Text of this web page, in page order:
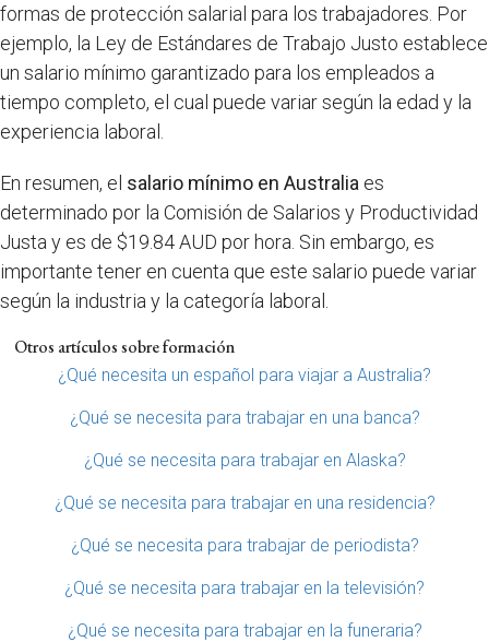
formas de protección salarial para los trabajadores. Por
ejemplo, la Ley de Estándares de Trabajo Justo establece
un salario mínimo garantizado para los empleados a
tiempo completo, el cual puede variar según la edad y la
experiencia laboral.
En resumen, el salario mínimo en Australia es
determinado por la Comisión de Salarios y Productividad
Justa y es de $19.84 AUD por hora. Sin embargo, es
importante tener en cuenta que este salario puede variar
según la industria y la categoría laboral.
Otros artículos sobre formación
¿Qué necesita un español para viajar a Australia?
¿Qué se necesita para trabajar en una banca?
¿Qué se necesita para trabajar en Alaska?
¿Qué se necesita para trabajar en una residencia?
¿Qué se necesita para trabajar de periodista?
¿Qué se necesita para trabajar en la televisión?
¿Qué se necesita para trabajar en la funeraria?